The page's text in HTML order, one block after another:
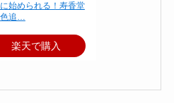
始められる！寿香堂
色追…
楽天で購入